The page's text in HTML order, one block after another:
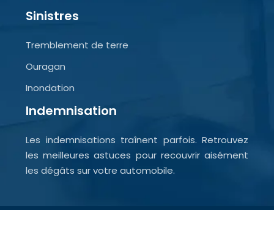
Sinistres
Tremblement de terre
Ouragan
Inondation
Indemnisation
Les indemnisations traînent parfois. Retrouvez
les meilleures astuces pour recouvrir aisément
les dégâts sur votre automobile.